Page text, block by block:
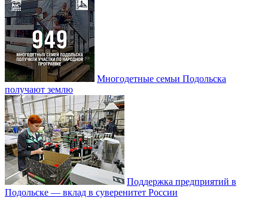
Многодетные семьи Подольска
получают землю
Поддержка предприятий в
Подольске — вклад в суверенитет России